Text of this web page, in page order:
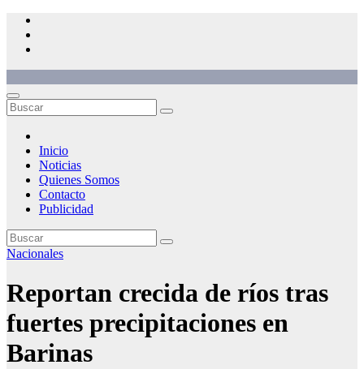
Saltar
contenido
Inicio
Noticias
Quienes Somos
Contacto
Publicidad
Nacionales
Reportan crecida de ríos tras
fuertes precipitaciones en
Barinas